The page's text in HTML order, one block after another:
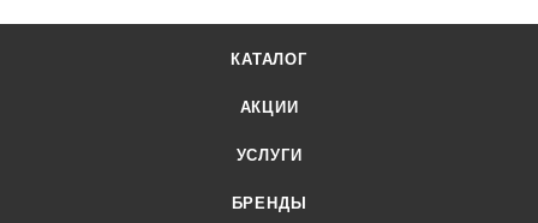
КАТАЛОГ
АКЦИИ
УСЛУГИ
БРЕНДЫ